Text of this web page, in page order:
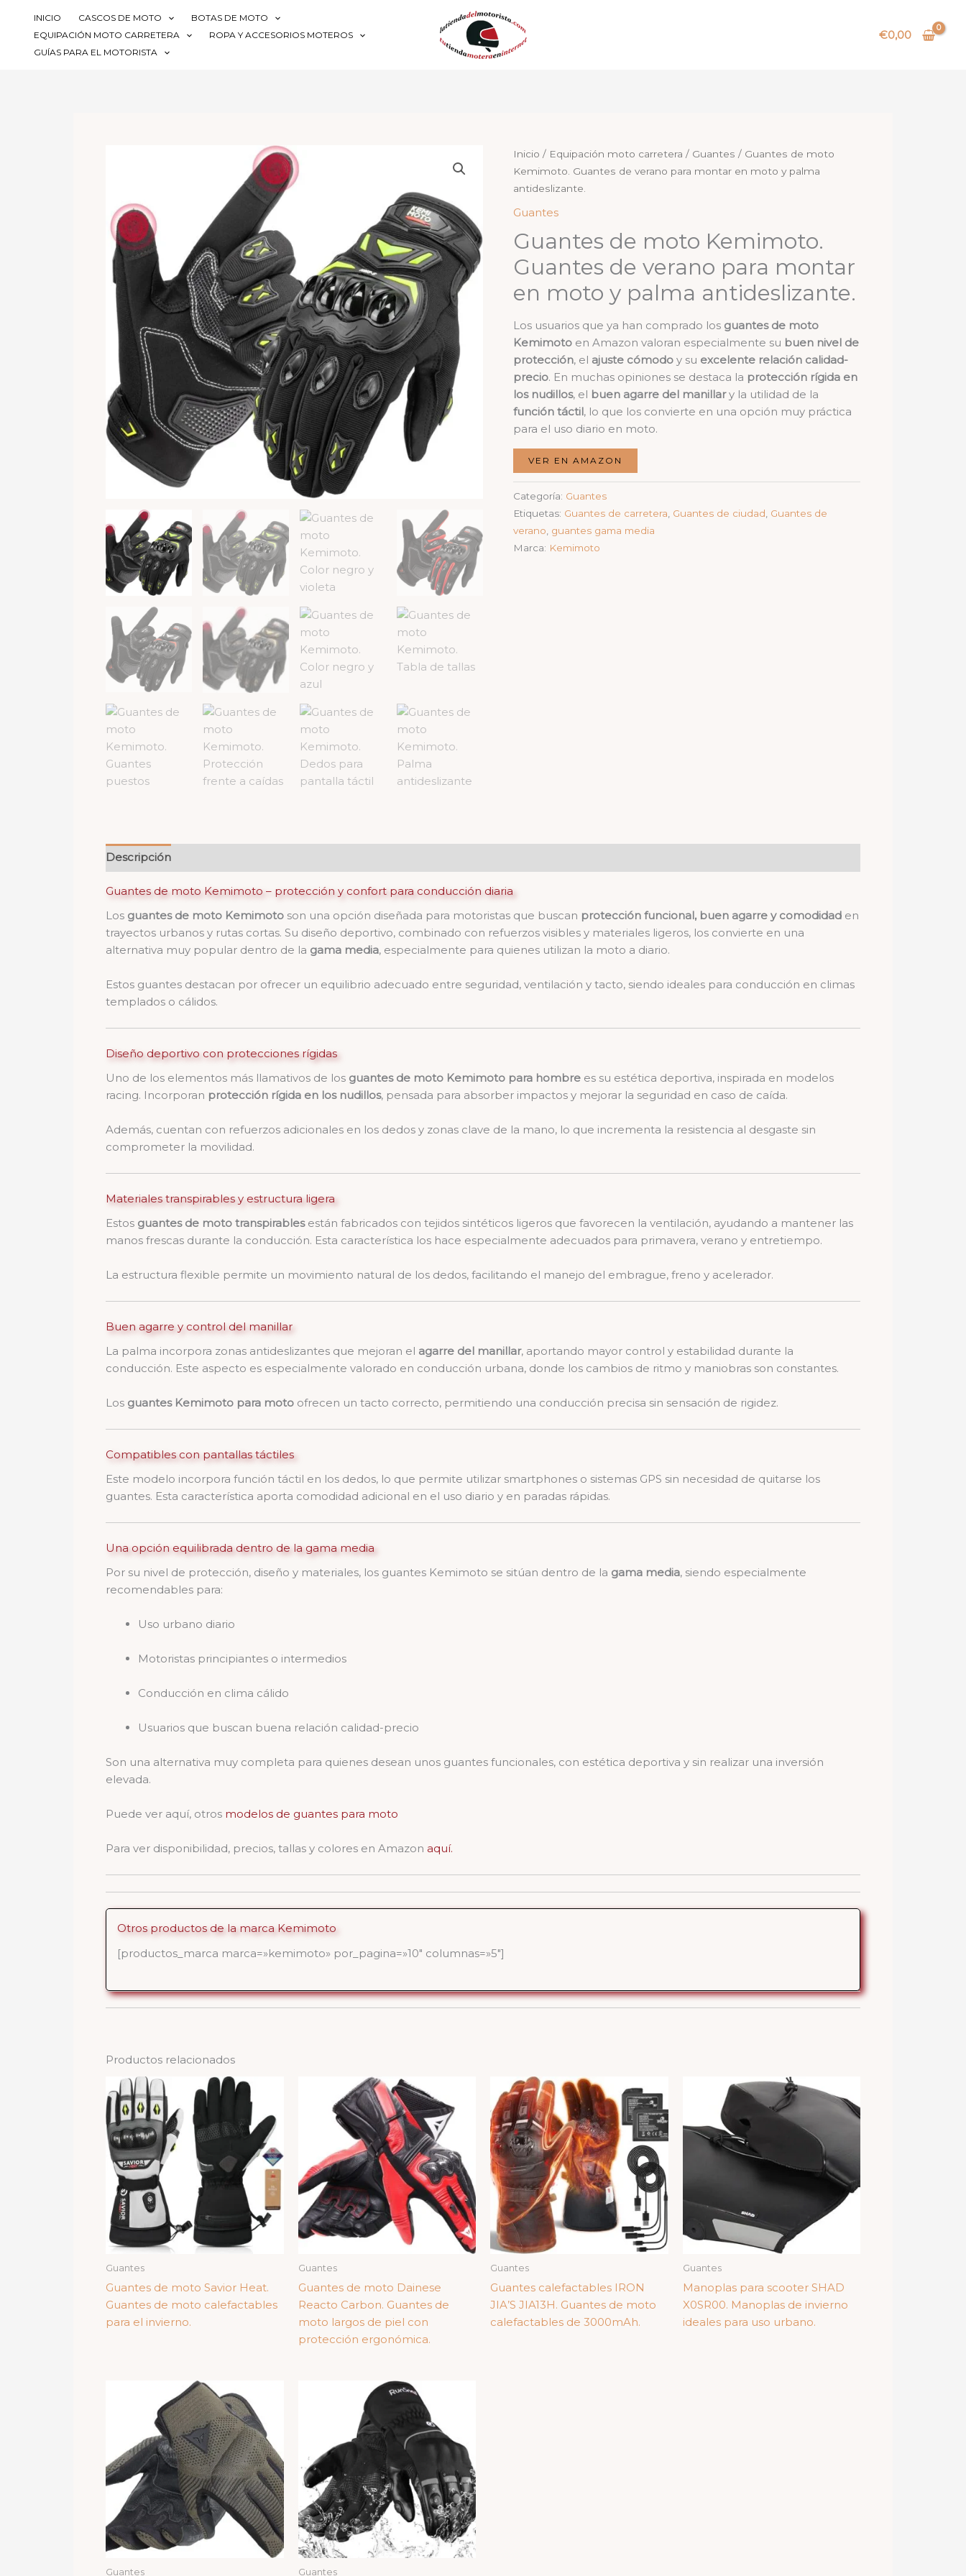
contenido
INICIO CASCOS DE MOTO
BOTAS DE MOTO
EQUIPACIÓN MOTO CARRETERA
ROPA Y ACCESORIOS MOTEROS
GUÍAS PARA EL MOTORISTA
€0,00
Inicio / Equipación moto carretera / Guantes / Guantes de moto
Kemimoto. Guantes de verano para montar en moto y palma
antideslizante.
Guantes
Guantes de moto Kemimoto.
Guantes de verano para montar
en moto y palma antideslizante.
Los usuarios que ya han comprado los guantes de moto
Kemimoto en Amazon valoran especialmente su buen nivel de
protección, el ajuste cómodo y su excelente relación calidad-
precio. En muchas opiniones se destaca la protección rígida en
los nudillos, el buen agarre del manillary la utilidad de la
función táctil, lo que los convierte en una opción muy práctica
para el uso diario en moto.
VER EN AMAZON
Categoría: Guantes
Etiquetas: Guantes de carretera Guantes de ciudad Guantes de
verano guantes gama media
Marca: Kemimoto
Descripción
Guantes de moto Kemimoto – protección y confort para conducción diaria
Los guantes de moto Kemimoto son una opción diseñada para motoristas que buscan protección funcional, buen agarre y comodidad en
trayectos urbanos y rutas cortas. Su diseño deportivo, combinado con refuerzos visibles y materiales ligeros, los convierte en una
alternativa muy popular dentro de la gama media, especialmente para quienes utilizan la moto a diario.
Estos guantes destacan por ofrecer un equilibrio adecuado entre seguridad, ventilación y tacto, siendo ideales para conducción en climas
templados o cálidos.
Diseño deportivo con protecciones rígidas
Uno de los elementos más llamativos de los guantes de moto Kemimoto para hombre es su estética deportiva, inspirada en modelos
racing. Incorporan protección rígida en los nudillos, pensada para absorber impactos y mejorar la seguridad en caso de caída.
Además, cuentan con refuerzos adicionales en los dedos y zonas clave de la mano, lo que incrementa la resistencia al desgaste sin
comprometer la movilidad.
Materiales transpirables y estructura ligera
Estos guantes de moto transpirablesestán fabricados con tejidos sintéticos ligeros que favorecen la ventilación, ayudando a mantener las
manos frescas durante la conducción. Esta característica los hace especialmente adecuados para primavera, verano y entretiempo.
La estructura flexible permite un movimiento natural de los dedos, facilitando el manejo del embrague, freno y acelerador.
Buen agarre y control del manillar
La palma incorpora zonas antideslizantes que mejoran el agarre del manillar, aportando mayor control y estabilidad durante la
conducción. Este aspecto es especialmente valorado en conducción urbana, donde los cambios de ritmo y maniobras son constantes.
Los guantes Kemimoto para moto ofrecen un tacto correcto, permitiendo una conducción precisa sin sensación de rigidez.
Compatibles con pantallas táctiles
Este modelo incorpora función táctil en los dedos, lo que permite utilizar smartphones o sistemas GPS sin necesidad de quitarse los
guantes. Esta característica aporta comodidad adicional en el uso diario y en paradas rápidas.
Una opción equilibrada dentro de la gama media
Por su nivel de protección, diseño y materiales, los guantes Kemimoto se sitúan dentro de la gama media, siendo especialmente
recomendables para:
Uso urbano diario
Motoristas principiantes o intermedios
Conducción en clima cálido
Usuarios que buscan buena relación calidad-precio
Son una alternativa muy completa para quienes desean unos guantes funcionales, con estética deportiva y sin realizar una inversión
elevada.
Puede ver aquí, otros modelos de guantes para moto
Para ver disponibilidad, precios, tallas y colores en Amazon aquí.
Otros productos de la marca Kemimoto
[productos_marca marca=»kemimoto» por_pagina=»10″ columnas=»5″]
Productos relacionados
Guantes
Guantes de moto Savior Heat.
Guantes de moto calefactables
para el invierno.
Guantes
Guantes de moto Dainese
Reacto Carbon. Guantes de
moto largos de piel con
protección ergonómica.
Guantes
Guantes calefactables IRON
JIA’S JIA13H. Guantes de moto
calefactables de 3000mAh.
Guantes
Manoplas para scooter SHAD
X0SR00. Manoplas de invierno
ideales para uso urbano.
Guantes Guantes